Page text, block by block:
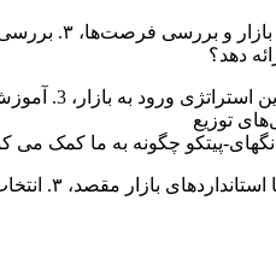
دهد؟
توزیع
پیتکو چگونه به ما کمک می